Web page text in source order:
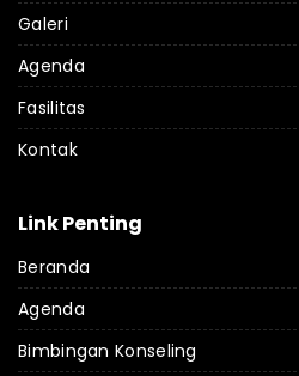
Galeri
Agenda
Fasilitas
Kontak
Link Penting
Beranda
Agenda
Bimbingan Konseling